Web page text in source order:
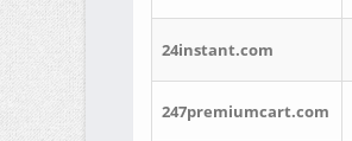
24instant.com
247premiumcart.com